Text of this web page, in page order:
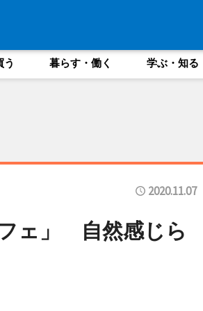
う 暮らす・働く 学ぶ・知る
2020.11.07
ェ」 自然感じら